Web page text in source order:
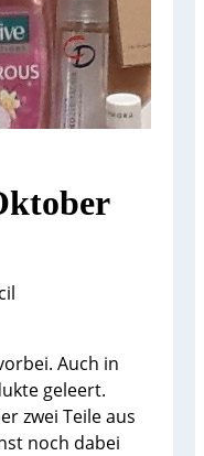
Auch in
geleert.
zwei Teile aus
noch dabei